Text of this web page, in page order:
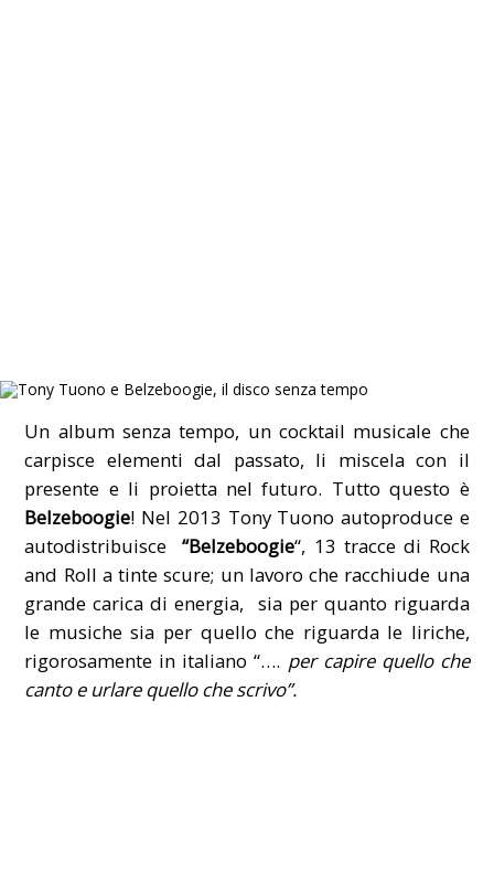
Un album senza tempo, un cocktail musicale che
carpisce elementi dal passato, li miscela con il
presente e li proietta nel futuro. Tutto questo è
Belzeboogie! Nel 2013 Tony Tuono autoproduce e
autodistribuisce“Belzeboogie“, 13 tracce di Rock
and Roll a tinte scure; un lavoro che racchiude una
grande carica di energia, sia per quanto riguarda
le musiche sia per quello che riguarda le liriche,
rigorosamente in italiano “…. per capire quello che
canto e urlare quello che scrivo”.